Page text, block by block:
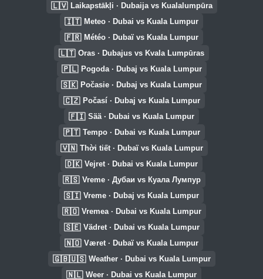
🇱🇻 Laikapstākļi · Dubaija vs Kualalumpūra
🇮🇹 Meteo · Dubai vs Kuala Lumpur
🇫🇷 Météo · Dubaï vs Kuala Lumpur
🇱🇹 Oras · Dubajus vs Kvala Lumpūras
🇵🇱 Pogoda · Dubaj vs Kuala Lumpur
🇸🇰 Počasie · Dubaj vs Kuala Lumpur
🇨🇿 Počasí · Dubaj vs Kuala Lumpur
🇫🇮 Sää · Dubai vs Kuala Lumpur
🇵🇹 Tempo · Dubai vs Kuala Lumpur
🇻🇳 Thời tiết · Dubaï vs Kuala Lumpur
🇩🇰 Vejret · Dubai vs Kuala Lumpur
🇷🇸 Vreme · Дубаи vs Куала Лумпур
🇸🇮 Vreme · Dubaj vs Kuala Lumpur
🇷🇴 Vremea · Dubai vs Kuala Lumpur
🇸🇪 Vädret · Dubai vs Kuala Lumpur
🇳🇴 Været · Dubaï vs Kuala Lumpur
🇬🇧🇺🇸 Weather · Dubai vs Kuala Lumpur
🇳🇱 Weer · Dubai vs Kuala Lumpur